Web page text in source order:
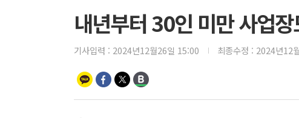
내년부터 30인 미만 사업
기사입력 : 2024년12월26일 15:00 최종수정 : 2024년12